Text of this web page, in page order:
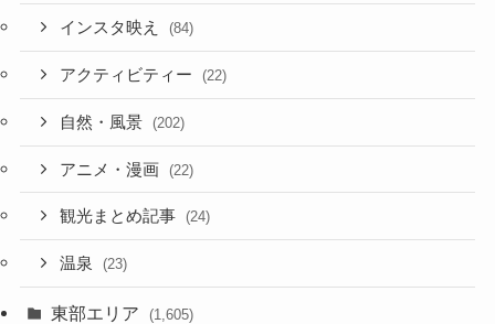
インスタ映え (84)
アクティビティー (22)
自然・風景 (202)
アニメ・漫画 (22)
観光まとめ記事 (24)
温泉 (23)
東部エリア (1,605)